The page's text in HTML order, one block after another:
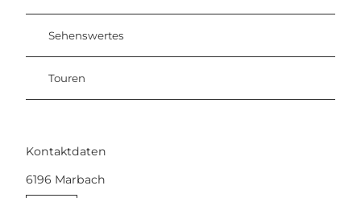
Sehenswertes
Touren
Kontaktdaten
6196 Marbach